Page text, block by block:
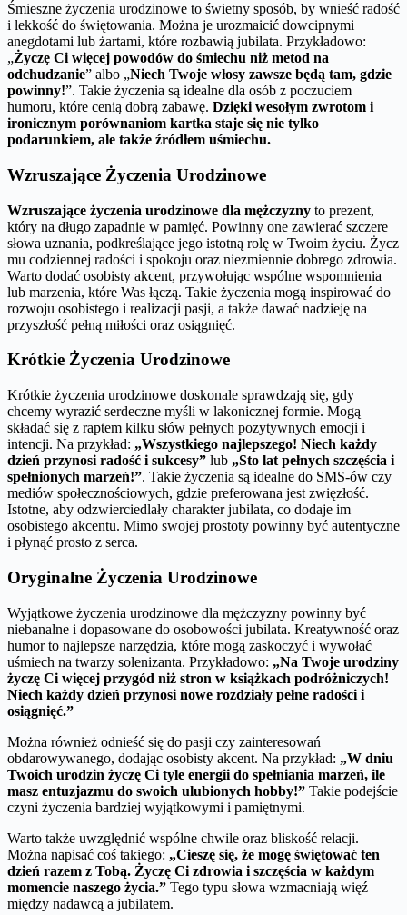
Śmieszne życzenia urodzinowe to świetny sposób, by wnieść radość
i lekkość do świętowania. Można je urozmaicić dowcipnymi
anegdotami lub żartami, które rozbawią jubilata. Przykładowo:
„Życzę Ci więcej powodów do śmiechu niż metod na
odchudzanie” albo „Niech Twoje włosy zawsze będą tam, gdzie
powinny!”. Takie życzenia są idealne dla osób z poczuciem
humoru, które cenią dobrą zabawę. Dzięki wesołym zwrotom i
ironicznym porównaniom kartka staje się nie tylko
podarunkiem, ale także źródłem uśmiechu.
Wzruszające Życzenia Urodzinowe
Wzruszające życzenia urodzinowe dla mężczyzny to prezent,
który na długo zapadnie w pamięć. Powinny one zawierać szczere
słowa uznania, podkreślające jego istotną rolę w Twoim życiu. Życz
mu codziennej radości i spokoju oraz niezmiennie dobrego zdrowia.
Warto dodać osobisty akcent, przywołując wspólne wspomnienia
lub marzenia, które Was łączą. Takie życzenia mogą inspirować do
rozwoju osobistego i realizacji pasji, a także dawać nadzieję na
przyszłość pełną miłości oraz osiągnięć.
Krótkie Życzenia Urodzinowe
Krótkie życzenia urodzinowe doskonale sprawdzają się, gdy
chcemy wyrazić serdeczne myśli w lakonicznej formie. Mogą
składać się z raptem kilku słów pełnych pozytywnych emocji i
intencji. Na przykład: „Wszystkiego najlepszego! Niech każdy
dzień przynosi radość i sukcesy” lub „Sto lat pełnych szczęścia i
spełnionych marzeń!”. Takie życzenia są idealne do SMS-ów czy
mediów społecznościowych, gdzie preferowana jest zwięzłość.
Istotne, aby odzwierciedlały charakter jubilata, co dodaje im
osobistego akcentu. Mimo swojej prostoty powinny być autentyczne
i płynąć prosto z serca.
Oryginalne Życzenia Urodzinowe
Wyjątkowe życzenia urodzinowe dla mężczyzny powinny być
niebanalne i dopasowane do osobowości jubilata. Kreatywność oraz
humor to najlepsze narzędzia, które mogą zaskoczyć i wywołać
uśmiech na twarzy solenizanta. Przykładowo: „Na Twoje urodziny
życzę Ci więcej przygód niż stron w książkach podróżniczych!
Niech każdy dzień przynosi nowe rozdziały pełne radości i
osiągnięć.”
Można również odnieść się do pasji czy zainteresowań
obdarowywanego, dodając osobisty akcent. Na przykład: „W dniu
Twoich urodzin życzę Ci tyle energii do spełniania marzeń, ile
masz entuzjazmu do swoich ulubionych hobby!” Takie podejście
czyni życzenia bardziej wyjątkowymi i pamiętnymi.
Warto także uwzględnić wspólne chwile oraz bliskość relacji.
Można napisać coś takiego: „Cieszę się, że mogę świętować ten
dzień razem z Tobą. Życzę Ci zdrowia i szczęścia w każdym
momencie naszego życia.” Tego typu słowa wzmacniają więź
między nadawcą a jubilatem.